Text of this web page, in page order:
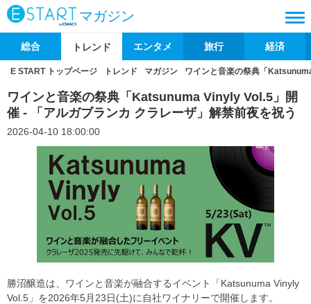
マガジン
総合 トレンド エンタメ 旅行 経済
E START トップページ トレンド マガジン ワインと音楽の祭典「
ワインと音楽の祭典「Katsunuma Vinyly Vol.5」開
催 - 「アルガブランカ クラレーザ」解禁前夜を祝う
2026-04-10 18:00:00
勝沼醸造は、ワインと音楽が融合するイベント「Katsunuma Vinyly
Vol.5」を2026年5月23日(土)に自社ワイナリーで開催します。